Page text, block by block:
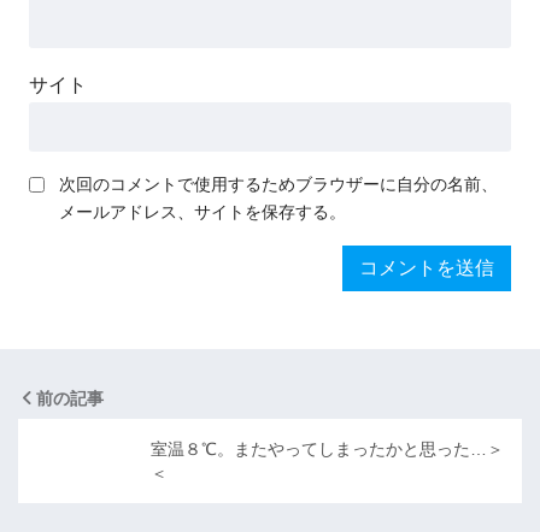
サイト
次回のコメントで使用するためブラウザーに自分の名前、
メールアドレス、サイトを保存する。
前の記事
室温８℃。またやってしまったかと思った…＞
＜